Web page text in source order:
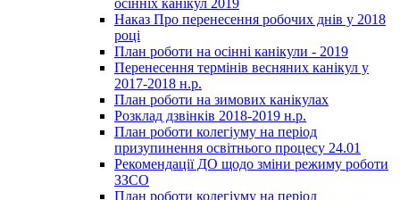
Наказ Про перенесення робочих днів у 2018
році
План роботи на осінні канікули - 2019
Перенесення термінів весняних канікул у
2017-2018 н.р.
План роботи на зимових канікулах
Розклад дзвінків 2018-2019 н.р.
План роботи колегіуму на період
призупинення освітнього процесу 24.01
Рекомендації ДО щодо зміни режиму роботи
ЗЗСО
План роботи колегіуму на період